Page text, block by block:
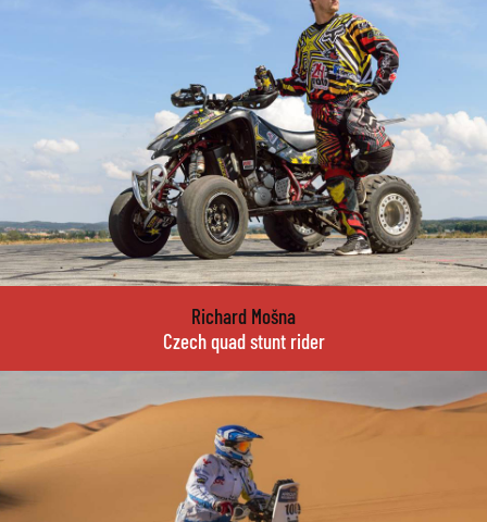
Richard Mošna
Czech quad stunt rider